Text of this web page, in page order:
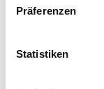
Präferenzen
Statistiken